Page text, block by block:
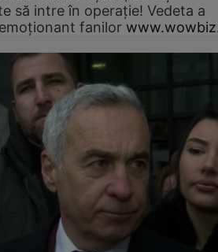
să intre în operație! Vedeta a
fanilor